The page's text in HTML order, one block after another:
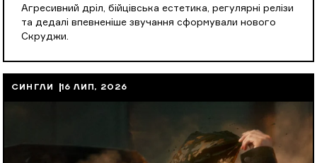
Агресивний дріл, бійцівська естетика, регулярні релізи
та дедалі впевненіше звучання сформували нового
Скруджи.
СИНГЛИ 16 ЛИП, 2026